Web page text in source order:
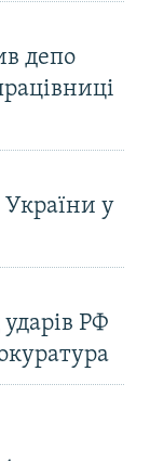
депо
України у
РФ